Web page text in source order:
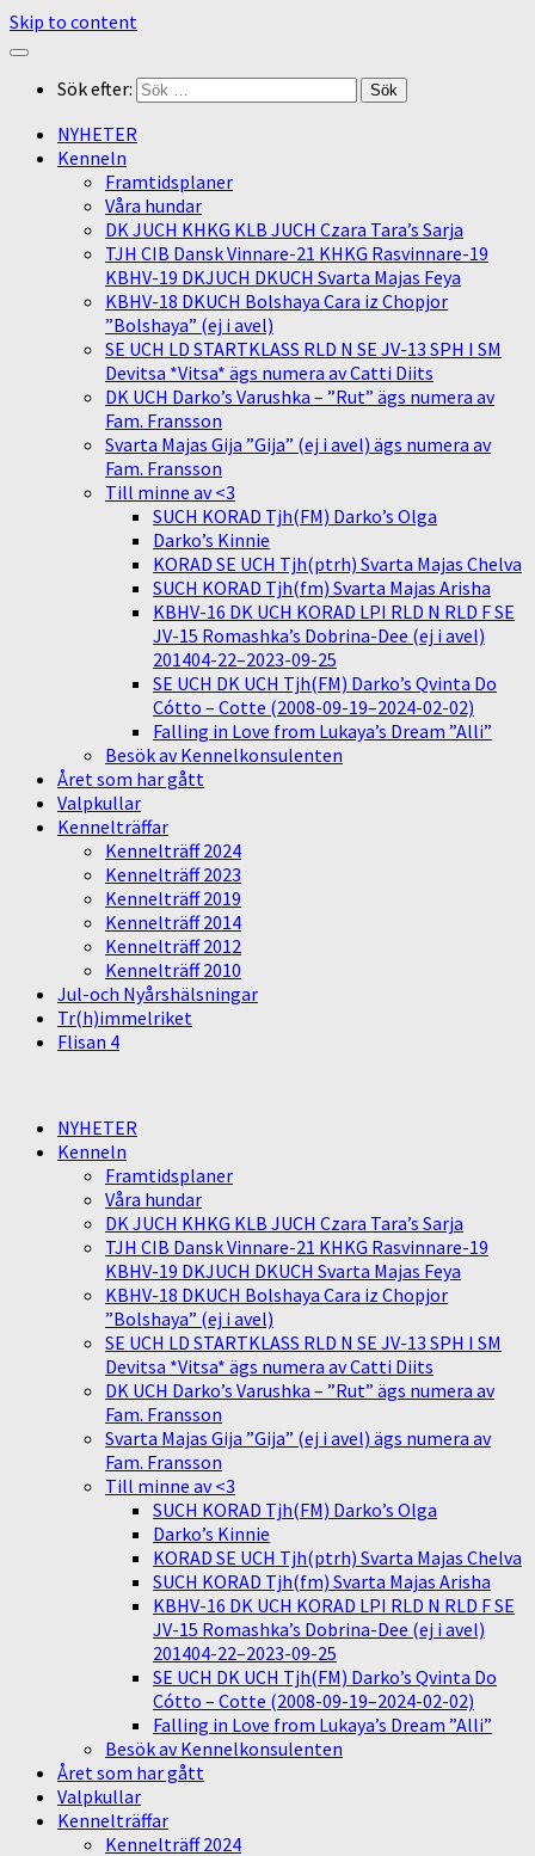
Skip to content
Sök efter:
NYHETER
Kenneln
Framtidsplaner
Våra hundar
DK JUCH KHKG KLB JUCH Czara Tara’s Sarja
TJH CIB Dansk Vinnare-21 KHKG Rasvinnare-19
KBHV-19 DKJUCH DKUCH Svarta Majas Feya
KBHV-18 DKUCH Bolshaya Cara iz Chopjor
”Bolshaya” (ej i avel)
SE UCH LD STARTKLASS RLD N SE JV-13 SPH I SM
Devitsa *Vitsa* ägs numera av Catti Diits
DK UCH Darko’s Varushka – ”Rut” ägs numera av
Fam. Fransson
Svarta Majas Gija ”Gija” (ej i avel) ägs numera av
Fam. Fransson
Till minne av <3
SUCH KORAD Tjh(FM) Darko’s Olga
Darko’s Kinnie
KORAD SE UCH Tjh(ptrh) Svarta Majas Chelva
SUCH KORAD Tjh(fm) Svarta Majas Arisha
KBHV-16 DK UCH KORAD LPI RLD N RLD F SE
JV-15 Romashka’s Dobrina-Dee (ej i avel)
201404-22–2023-09-25
SE UCH DK UCH Tjh(FM) Darko’s Qvinta Do
Cótto – Cotte (2008-09-19–2024-02-02)
Falling in Love from Lukaya’s Dream ”Alli”
Besök av Kennelkonsulenten
Året som har gått
Valpkullar
Kennelträffar
Kennelträff 2024
Kennelträff 2023
Kennelträff 2019
Kennelträff 2014
Kennelträff 2012
Kennelträff 2010
Jul-och Nyårshälsningar
Tr(h)immelriket
Flisan 4
NYHETER
Kenneln
Framtidsplaner
Våra hundar
DK JUCH KHKG KLB JUCH Czara Tara’s Sarja
TJH CIB Dansk Vinnare-21 KHKG Rasvinnare-19
KBHV-19 DKJUCH DKUCH Svarta Majas Feya
KBHV-18 DKUCH Bolshaya Cara iz Chopjor
”Bolshaya” (ej i avel)
SE UCH LD STARTKLASS RLD N SE JV-13 SPH I SM
Devitsa *Vitsa* ägs numera av Catti Diits
DK UCH Darko’s Varushka – ”Rut” ägs numera av
Fam. Fransson
Svarta Majas Gija ”Gija” (ej i avel) ägs numera av
Fam. Fransson
Till minne av <3
SUCH KORAD Tjh(FM) Darko’s Olga
Darko’s Kinnie
KORAD SE UCH Tjh(ptrh) Svarta Majas Chelva
SUCH KORAD Tjh(fm) Svarta Majas Arisha
KBHV-16 DK UCH KORAD LPI RLD N RLD F SE
JV-15 Romashka’s Dobrina-Dee (ej i avel)
201404-22–2023-09-25
SE UCH DK UCH Tjh(FM) Darko’s Qvinta Do
Cótto – Cotte (2008-09-19–2024-02-02)
Falling in Love from Lukaya’s Dream ”Alli”
Besök av Kennelkonsulenten
Året som har gått
Valpkullar
Kennelträffar
Kennelträff 2024